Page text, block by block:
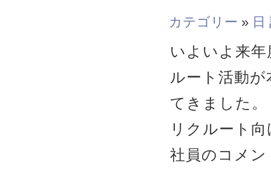
カテゴリー » 日
いよいよ来
ルート活動が
てきました。
リクルート
社員のコメン